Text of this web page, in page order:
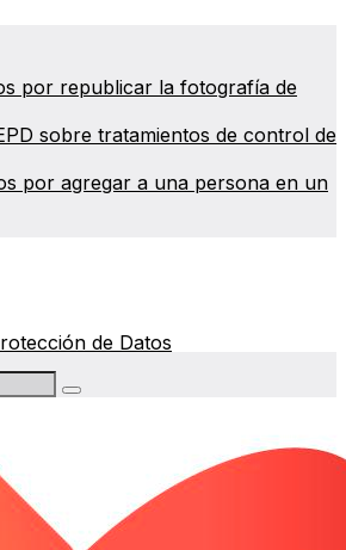
por republicar la fotografía de
sobre tratamientos de control de
por agregar a una persona en un
de Datos